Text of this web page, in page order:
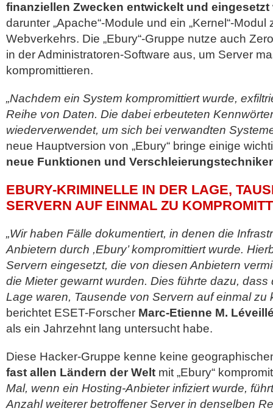
finanziellen Zwecken entwickelt und eingesetzt
darunter „Apache“-Module und ein „Kernel“-
Webverkehrs. Die „Ebury“-Gruppe nutze auch
in der Administratoren-Software aus, um Server
kompromittieren.
„Nachdem ein System kompromittiert wurde,
Reihe von Daten. Die dabei erbeuteten
wiederverwendet, um sich bei verwandten
neue Hauptversion von „Ebury“ bringe einige
neue Funktionen und
EBURY-KRIMINELLE IN DER LAGE,
SERVERN AUF EINMAL ZU
„Wir haben Fälle dokumentiert, in denen die
Anbietern durch ,Ebury’ kompromittiert wurde.
Servern eingesetzt, die von diesen Anbietern
die Mieter gewarnt wurden. Dies führte dazu, dass
Lage waren, Tausende von Servern auf einmal zu
berichtet ESET-Forscher Marc-Etienne M.
als ein Jahrzehnt lang untersucht habe.
Diese Hacker-Gruppe kenne keine
fast allen Ländern der Welt mit „Ebury“
Mal, wenn ein Hosting-Anbieter infiziert wurde,
Anzahl weiterer betroffener Server in denselben